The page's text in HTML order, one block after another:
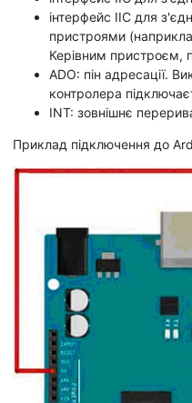
інтерфейс IIC для
пристроями
Керівним пристроєм,
ADO: пін адресації.
контролера
INT: зовнішнє
Приклад підключення до